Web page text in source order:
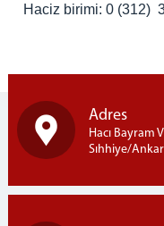
Haciz birimi: 0 (312)
Adres
Hacı Bayram
Sıhhiye/